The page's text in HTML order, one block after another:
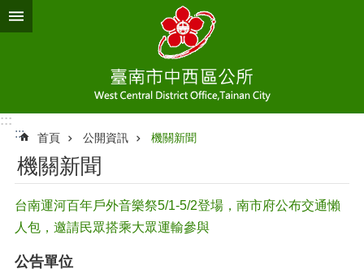
跳到主要內容區塊
:::
:::
首頁 公開資訊 機關新聞
機關新聞
台南運河百年戶外音樂祭5/1-5/2登場，南市府公布交通懶
人包，邀請民眾搭乘大眾運輸參與
公告單位